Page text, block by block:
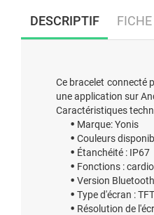
DESCRIPTIF
Ce bracelet connecté
une application sur
Caractéristiques
Marque: Yonis
Couleurs
Étanchéité : IP67
Fonctions :
Version
Type d'écran :
Résolution de